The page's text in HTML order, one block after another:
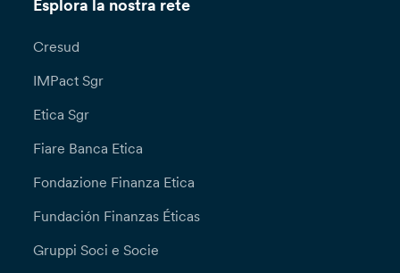
Esplora la nostra rete
Cresud
IMPact Sgr
Etica Sgr
Fiare Banca Etica
Fondazione Finanza Etica
Fundación Finanzas Éticas
Gruppi Soci e Socie